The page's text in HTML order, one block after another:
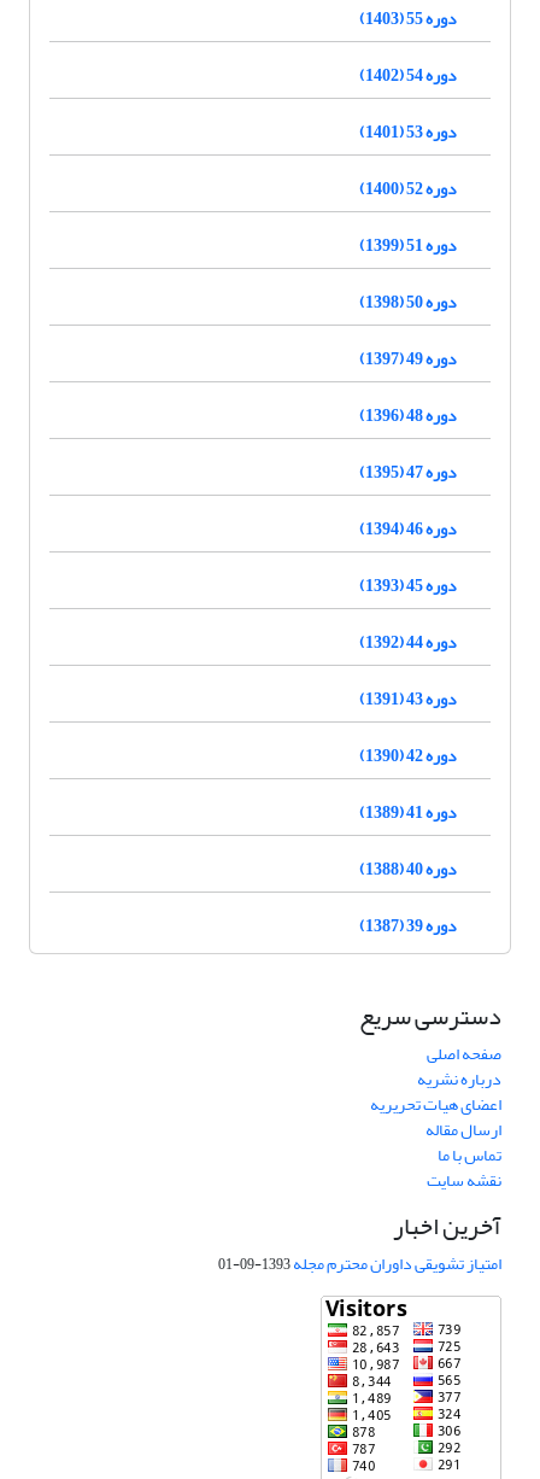
دوره 55 (1403)
دوره 54 (1402)
دوره 53 (1401)
دوره 52 (1400)
دوره 51 (1399)
دوره 50 (1398)
دوره 49 (1397)
دوره 48 (1396)
دوره 47 (1395)
دوره 46 (1394)
دوره 45 (1393)
دوره 44 (1392)
دوره 43 (1391)
دوره 42 (1390)
دوره 41 (1389)
دوره 40 (1388)
دوره 39 (1387)
دسترسی سریع
صفحه اصلی
درباره نشریه
اعضای هیات تحریریه
ارسال مقاله
تماس با ما
نقشه سایت
آخرین اخبار
امتیاز تشویقی داوران محترم مجله1393-09-01